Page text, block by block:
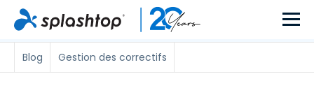
Blog Gestion des correctifs